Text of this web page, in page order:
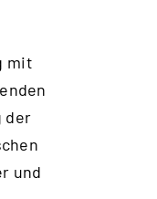
mit
der
und